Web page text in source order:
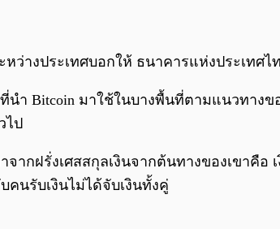
างประเทศบอกให้ ธนาคารแห่งประเทศไ
ำ Bitcoin มาใช้ในบางพื้นที่ตามแนวทาง
ไป
กฝรั่งเศสสกุลเงินจากต้นทางของเขาคือ
นรับเงินไม่ได้จับเงินทั้งคู่